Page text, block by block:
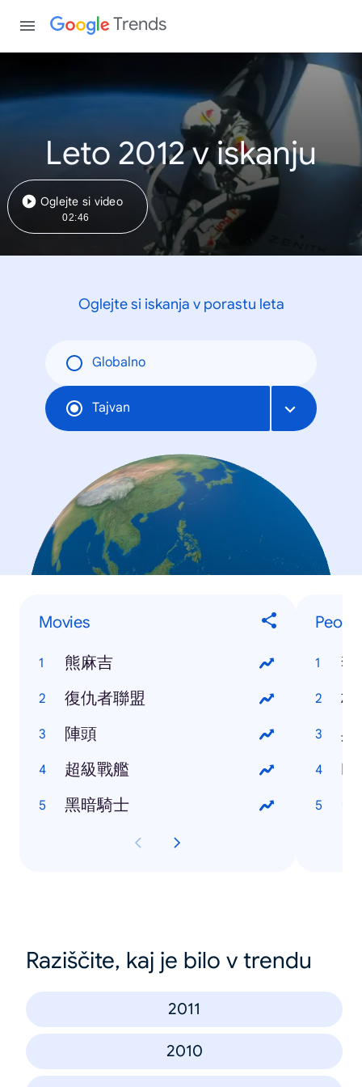
Trends
Leto 2012 v iskanju
Oglejte si video
02:46
Oglejte si iskanja v porastu leta
Globalno
Tajvan
Movies
熊麻吉
復仇者聯盟
陣頭
超級戰艦
黑暗騎士
李
林
吳
台
Raziščite, kaj je bilo v trendu
2011
2010